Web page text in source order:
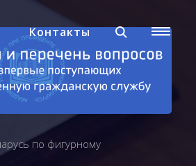
Контакты
по фигурному